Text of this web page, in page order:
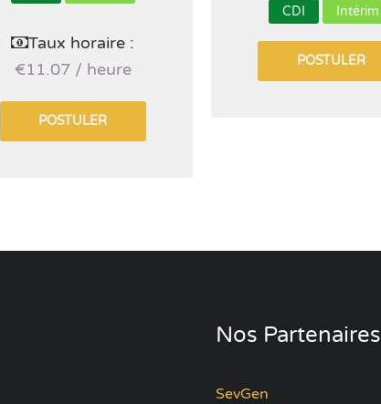
Taux horaire :
€11.07 / heure
POSTULER
CDI Intérim
POSTULER
Nos Partenaires
SevGen